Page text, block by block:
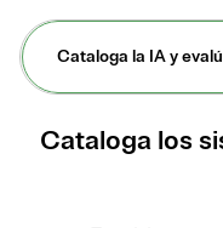
Cataloga la IA y
Cataloga los